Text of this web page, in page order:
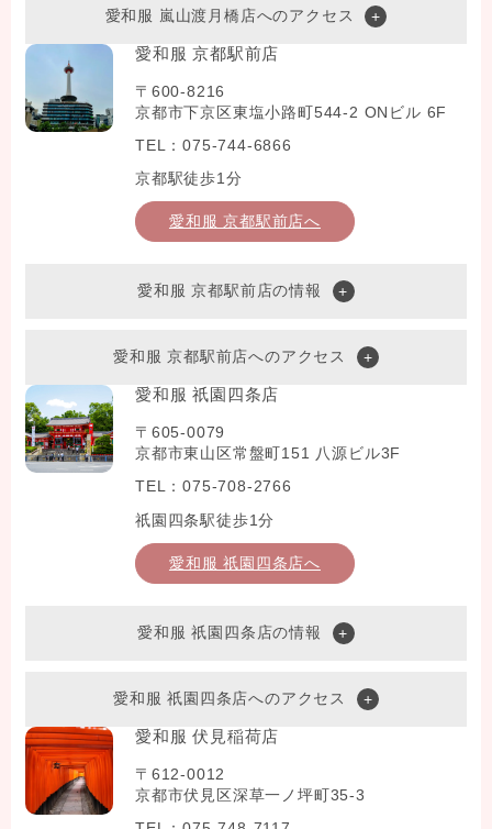
愛和服 嵐山渡月橋店へのアクセス
愛和服 京都駅前店
〒600-8216
京都市下京区東塩小路町544-2 ONビル 6F
TEL：075-744-6866
京都駅徒歩1分
愛和服 京都駅前店へ
愛和服 京都駅前店の情報
愛和服 京都駅前店へのアクセス
愛和服 祇園四条店
〒605-0079
京都市東山区常盤町151 八源ビル3F
TEL：075-708-2766
祇園四条駅徒歩1分
愛和服 祇園四条店へ
愛和服 祇園四条店の情報
愛和服 祇園四条店へのアクセス
愛和服 伏見稲荷店
〒612-0012
京都市伏見区深草一ノ坪町35-3